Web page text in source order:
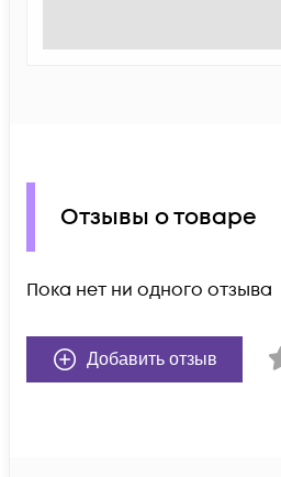
Отзывы о товаре
Пока нет ни одного отзыва
Добавить отзыв